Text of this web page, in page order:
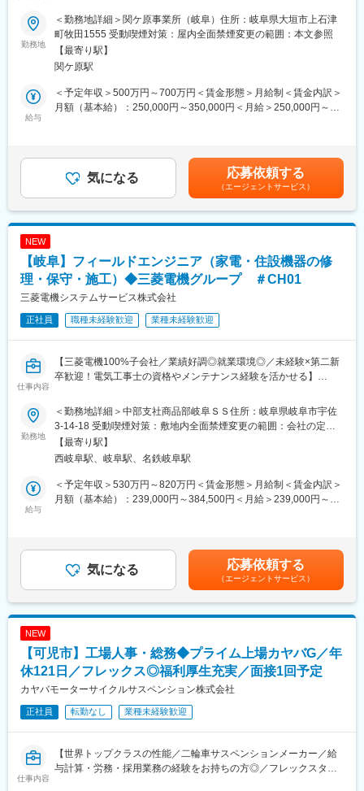
■扱うサービス
産業機器、放送、通信、医療分野など多様な業界向けプリント配
線板の製造
複数名で構成される生産技術チームで、現場スタッフと連携しな
がら業務を推進します
に実感できる環境です。現場課題の本質解決や業務フローの標準
化など、裁量とやりがいの大きなポジションです。
OJTを中心に、現場での業務を通じて知識や技術を習得できま
■就業環境
年間休日120日、残業月20時間程度、転勤なし。産休・育休制度
や住宅手当、家族手当など福利厚生も整っています。
■想定されるキャリアパス
将来的には管理職やマネジメントポジションへのキャリアアップ
■企業の特徴/魅力
メーカーです。
変更の範囲：会社の定める業務
■業務内容：
三菱ケミカルグループの当社は、自動車/電子/半導体/医療と様々
な領域で射出成形部品(樹脂加工品)を開発しています。今回は自動
車樹脂部品の設計開発をお任せいたします！
【業務詳細】
設計開発～試作評価～量産移管、顧客・協力メーカー対応の一連
の業務を行って頂きます。
りする事もございます。
※分野：射出成形を中心とする樹脂、加工製品の設計
・メーターパネル・車内照明(光学シミュレーション/多色成形+後
加工にて高品質)
・家電:カメラ/ロボ等(様々な成形技法で要望に合う製作可能)
設計～量産まで一連の業務が経験できるため、幅広いスキルを身
に着けることができます。まずは既存顧客のフォローアップから
も関わって頂き、さらにその先は経営層を担って頂くことを期待
します。
■配属先情報：
機能モールド事業部(家電やアミューズメント他):15名(開発12名/
業務3名)
三菱ケミカルの研究開発力を根底に、「原材料開発の部隊も自社
で」有しています。また、製品シュミレーション機能も有し、顧
客の要望への対応の幅が広く、付加価値の高い提案が可能です。
「油化電子」と製造管理技術、加飾技術が強みの「ダイアモール
変更の範囲：本文参照
勤務地
＜勤務地詳細＞関ケ原事業所（岐阜）住所：岐阜県大垣市上石津
町牧田1555 受動喫煙対策：屋内全面禁煙変更の範囲：本文参照
【最寄り駅】
関ケ原駅
給与
＜予定年収＞500万円～700万円＜賃金形態＞月給制＜賃金内訳＞
月額（基本給）：250,000円～350,000円＜月給＞250,000円～
下記内容で手当を支給しています。育英手当：月額1万8千円／人
（子22歳まで対象）賃金はあくまでも目安の金額であり、選考を
通じて上下する可能性があります。月給(月額)は固定手当を含めた
表記です。
気になる 応募依頼する
（エージェントサービス）
NEW
【岐阜】フィールドエンジニア（家電・住設機器の修
理・保守・施工）◆三菱電機グループ ＃CH01
三菱電機システムサービス株式会社
正社員 職種未経験歓迎 業種未経験歓迎
仕事内容
【三菱電機100%子会社／業績好調◎就業環境◎／未経験×第二新
卒歓迎！電気工事士の資格やメンテナンス経験を活かせる】
一般家庭や店舗・オフィスなどを訪問し、生活に欠かせない家電
製品や業務用空調（エアコン）などの修理・保守点検・コンサル
ティング業務をお任せします。三菱電機グループならではの高い
技術力と、経験で培ったノウハウを活かし、お客様の生活環境を
より快適にするための提案にも力を入れています。
■業務詳細：
事は含みません）
・故障状況に応じて新製品への入れ替えや定期点検（フロンなど
の法定点検やクリーニング等）の提案を行います。
現場での技術情報は社用iPadで確認でき、技術支援部署からのサ
ポート体制も万全です。
経験を積み、数字に強い方は営業（業務）職、技術を突き詰めた
■ポジションの魅力：
勤務地
＜勤務地詳細＞中部支社商品部岐阜ＳＳ住所：岐阜県岐阜市宇佐
3-14-18 受動喫煙対策：敷地内全面禁煙変更の範囲：会社の定め
る事業所
【最寄り駅】
西岐阜駅、岐阜駅、名鉄岐阜駅
給与
＜予定年収＞530万円～820万円＜賃金形態＞月給制＜賃金内訳＞
月額（基本給）：239,000円～384,500円＜月給＞239,000円～
＞例：課長補佐：年収930万円～賃金はあくまでも目安の金額で
あり、選考を通じて上下する可能性があります。月給(月額)は固定
手当を含めた表記です。
気になる 応募依頼する
（エージェントサービス）
NEW
【可児市】工場人事・総務◆プライム上場カヤバG／年
休121日／フレックス◎福利厚生充実／面接1回予定
カヤバモーターサイクルサスペンション株式会社
正社員 転勤なし 業種未経験歓迎
仕事内容
【世界トップクラスの性能／二輪車サスペンションメーカー／給
与計算・労務・採用業務の経験をお持ちの方◎／フレックスタイ